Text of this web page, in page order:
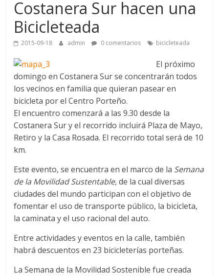
Costanera Sur hacen una
Bicicleteada
2015-09-18 admin 0 comentarios bicicleteada
El próximo
domingo en Costanera Sur se concentrarán todos
los vecinos en familia que quieran pasear en
bicicleta por el Centro Porteño.
El encuentro comenzará a las 9.30 desde la
Costanera Sur y el recorrido incluirá Plaza de Mayo,
Retiro y la Casa Rosada. El recorrido total será de 10
km.
Este evento, se encuentra en el marco de la Semana
de la Movilidad Sustentable,de la cual diversas
ciudades del mundo participan con el objetivo de
fomentar el uso de transporte público, la bicicleta,
la caminata y el uso racional del auto.
Entre actividades y eventos en la calle, también
habrá descuentos en 23 bicicleterías porteñas.
La Semana de la Movilidad Sostenible fue creada